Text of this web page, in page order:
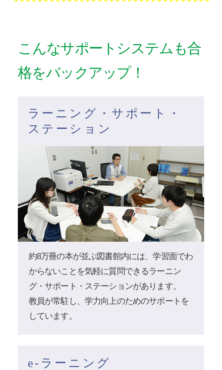
こんなサポートシステムも合
格をバックアップ！
ラーニング・サポート・
ステーション
約8万冊の本が並ぶ図書館内には、学習面でわ
からないことを気軽に質問できるラーニン
グ・サポート・ステーションがあります。
教員が常駐し、学力向上のためのサポートを
しています。
e-ラーニング